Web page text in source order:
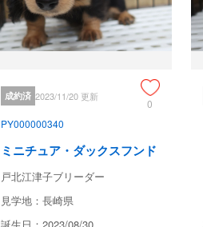
成約済 2023/11/20 更新
0
PY000000340
ミニチュア・ダックスフンド
戸北江津子ブリーダー
見学地：長崎県